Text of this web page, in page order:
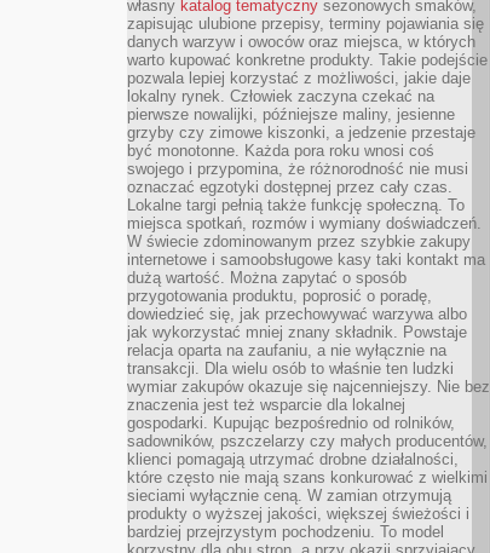
własny katalog tematyczny sezonowych smaków,
zapisując ulubione przepisy, terminy pojawiania się
danych warzyw i owoców oraz miejsca, w których
warto kupować konkretne produkty. Takie podejście
pozwala lepiej korzystać z możliwości, jakie daje
lokalny rynek. Człowiek zaczyna czekać na
pierwsze nowalijki, późniejsze maliny, jesienne
grzyby czy zimowe kiszonki, a jedzenie przestaje
być monotonne. Każda pora roku wnosi coś
swojego i przypomina, że różnorodność nie musi
oznaczać egzotyki dostępnej przez cały czas.
Lokalne targi pełnią także funkcję społeczną. To
miejsca spotkań, rozmów i wymiany doświadczeń.
W świecie zdominowanym przez szybkie zakupy
internetowe i samoobsługowe kasy taki kontakt ma
dużą wartość. Można zapytać o sposób
przygotowania produktu, poprosić o poradę,
dowiedzieć się, jak przechowywać warzywa albo
jak wykorzystać mniej znany składnik. Powstaje
relacja oparta na zaufaniu, a nie wyłącznie na
transakcji. Dla wielu osób to właśnie ten ludzki
wymiar zakupów okazuje się najcenniejszy. Nie bez
znaczenia jest też wsparcie dla lokalnej
gospodarki. Kupując bezpośrednio od rolników,
sadowników, pszczelarzy czy małych producentów,
klienci pomagają utrzymać drobne działalności,
które często nie mają szans konkurować z wielkimi
sieciami wyłącznie ceną. W zamian otrzymują
produkty o wyższej jakości, większej świeżości i
bardziej przejrzystym pochodzeniu. To model